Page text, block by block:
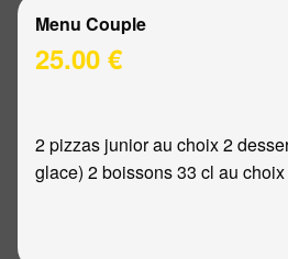
Menu Couple
25.00 €
2 pizzas junior au choix 2
glace) 2 boissons 33 cl au choix